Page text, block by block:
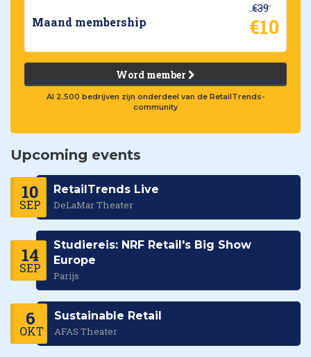
Maand membership
€39
€10
Word member
Al 2.500 bedrijven zijn onderdeel van de RetailTrends-
community
Upcoming events
10
SEP
RetailTrends Live
DeLaMar Theater
14
SEP
Studiereis: NRF Retail's Big Show
Europe
Parijs
6
OKT
Sustainable Retail
AFAS Theater